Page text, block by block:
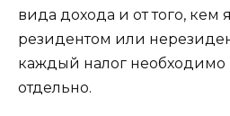
вида дохода и от того, кем
резидентом или
каждый налог необходимо
отдельно.